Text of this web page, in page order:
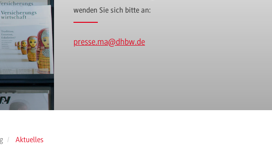
wenden Sie sich bitte an:
presse.ma@dhbw.de
Aktuelles